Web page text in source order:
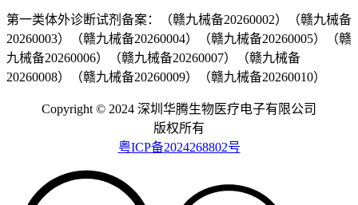
第一类体外诊断试剂备案：（赣九械备20260002）（赣九械备
20260003）（赣九械备20260004）（赣九械备20260005）（赣
九械备20260006）（赣九械备20260007）（赣九械备
20260008）（赣九械备20260009）（赣九械备20260010）
Copyright © 2024 深圳华腾生物医疗电子有限公司
版权所有
粤ICP备2024268802号